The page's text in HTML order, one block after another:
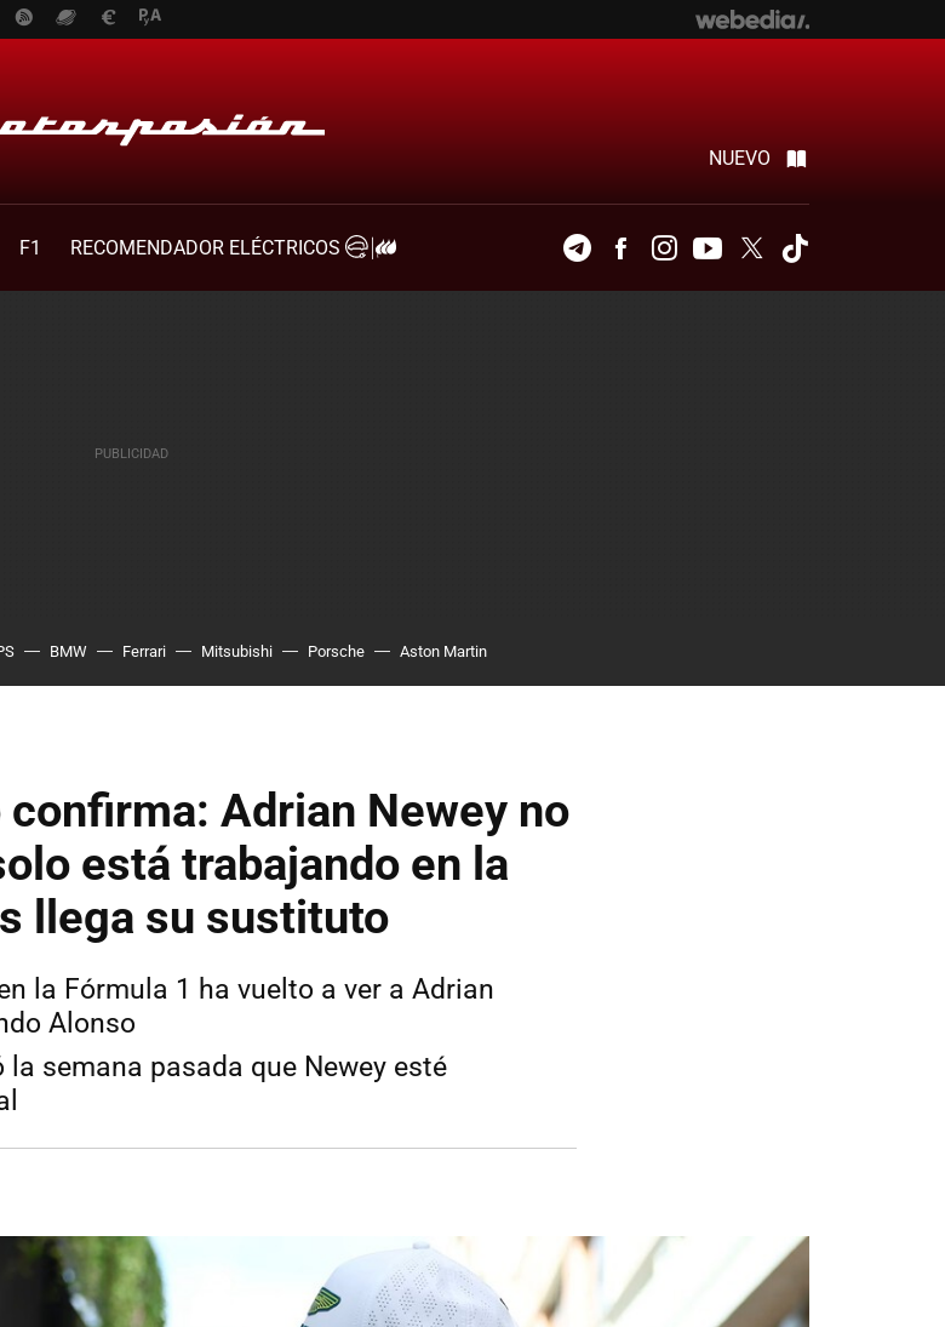
NUEVO
F1
RECOMENDADOR ELÉCTRICOS
TelegramFacebookInstagramYoutubeTwitter
BMW Ferrari Mitsubishi Porsche Aston Martin
Adrian Newey no
está trabajando en la
llega su sustituto
la Fórmula 1 ha vuelto a ver a Adrian
Alonso
semana pasada que Newey esté